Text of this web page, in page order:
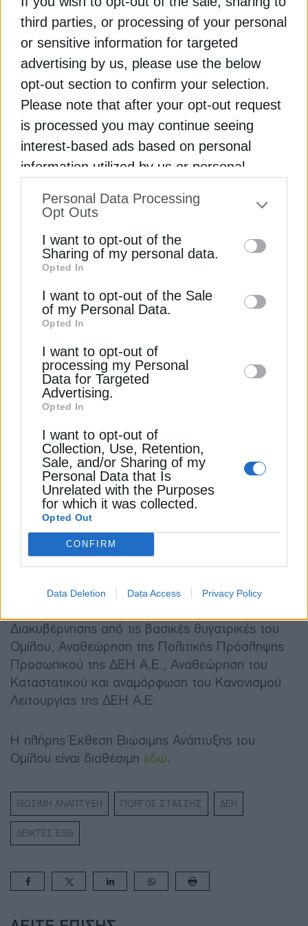
third parties, or processing of your personal
or sensitive information for targeted
advertising by us, please use the below
opt-out section to confirm your selection.
Please note that after your opt-out request
is processed you may continue seeing
interest-based ads based on personal
information utilized by us or personal
to your opt-out. You may separately opt-out
information by third parties on the IAB’s list
of downstream participants. This
information may also be disclosed by us to
third parties on theIAB’s List of
Downstream Participants
disclose it to other third parties.
Personal Data Processing
Opt Outs
I want to opt-out of the
Sharing of my personal data.
Opted In
I want to opt-out of the Sale
of my Personal Data.
Opted In
I want to opt-out of
processing my Personal
Data for Targeted
Advertising.
Opted In
I want to opt-out of
Collection, Use, Retention,
Sale, and/or Sharing of my
Personal Data that Is
Unrelated with the Purposes
for which it was collected.
Opted Out
CONFIRM
Data Deletion Data Access Privacy Policy
Έκθεση-Βιώσιμης-Ανάπτυξης,
Στρατιγική και Προτεραιότητες ©deh.gr
Τις δραστηριότητες και επιδόσεις του
Ανάπτυξης/ESG, όπως αυτά προέκυψαν
από την ανάλυση διπλής ουσιαστικότητας.
Περιβάλλον:Προώθηση ΑΠΕ και Διαχείριση
Ενέργειας, Αποανθρακοποίηση και Αντιμετώπιση
της Κλιματικής Αλλαγής, Βιοποικιλότητα και
Οικονομία.
Κοινωνία:Δημιουργία Οικονομικής Αξίας, θέματα
Υγείας, Ασφάλειας και Ευημερίας, θέματα που
αφορούν τις Τοπικές Κοινότητες, Ενίσχυση της
Απασχόλησης Ανθρώπινα Δικαιώματα,
Διαφορετικότητα και Συμπερίληψη Σχέση και
Ικανοποίηση Πελατών.
Διακυβέρνησης από τις βασικές θυγατρικές του
Ομίλου, Αναθεώρηση της Πολιτικής Πρόσληψης
Προσωπικού της ΔΕΗ Α.Ε., Αναθεώρηση του
Καταστατικού και αναμόρφωση του Κανονισμού
Λειτουργίας της ΔΕΗ Α.Ε.
Η πλήρης Έκθεση Βιώσιμης Ανάπτυξης του
Ομίλου είναι διαθέσιμη εδώ.
ΒΙΩΣΙΜΗ ΑΝΑΠΤΥΞΗ ΓΙΩΡΓΟΣ ΣΤΑΣΣΗΣ ΔΕΗ
ΔΕΙΚΤΕΣ ESG